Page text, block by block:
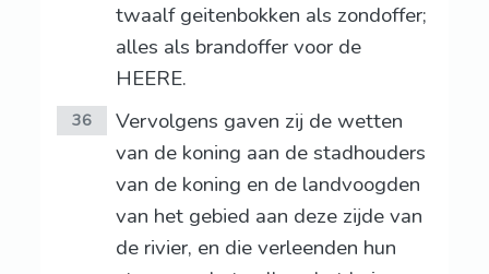
twaalf geitenbokken als zondoffer;
alles als brandoffer voor de
HEERE.
36
Vervolgens gaven zij de wetten
van de koning aan de stadhouders
van de koning en de landvoogden
van het gebied aan deze zijde van
de rivier, en die verleenden hun